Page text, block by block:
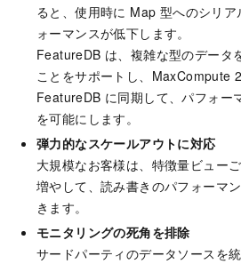
ると、使用時に Map 型へのシリ
ォーマンスが低下します。
FeatureDB は、複雑な型のデータ
ことをサポートし、MaxCompute
FeatureDB に同期して、パフォー
を可能にします。
弾力的なスケールアウトに対応
大規模なお客様は、特徴量ビュー
増やして、読み書きのパフォーマ
きます。
モニタリングの死角を排除
サードパーティのデータソースを